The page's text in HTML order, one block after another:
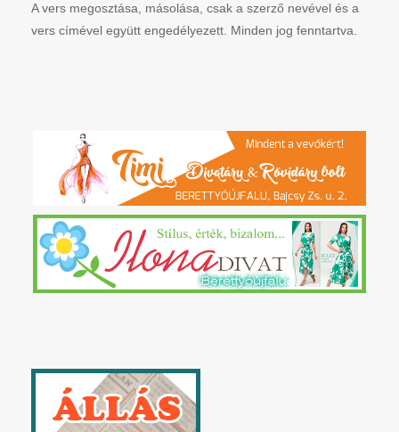
A vers megosztása, másolása, csak a szerző nevével és a
vers címével együtt engedélyezett. Minden jog fenntartva.